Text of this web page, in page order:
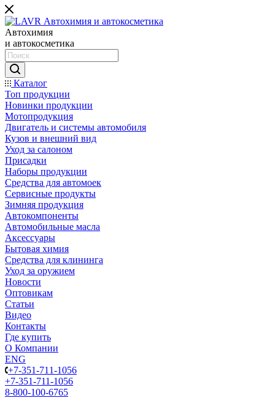
Автохимия
и автокосметика
Каталог
Топ продукции
Новинки продукции
Мотопродукция
Двигатель и системы автомобиля
Кузов и внешний вид
Уход за салоном
Присадки
Наборы продукции
Средства для автомоек
Сервисные продукты
Зимняя продукция
Автокомпоненты
Автомобильные масла
Аксессуары
Бытовая химия
Средства для клининга
Уход за оружием
Новости
Оптовикам
Статьи
Видео
Контакты
Где купить
О Компании
ENG
+7-351-711-1056
+7-351-711-1056
8-800-100-6765